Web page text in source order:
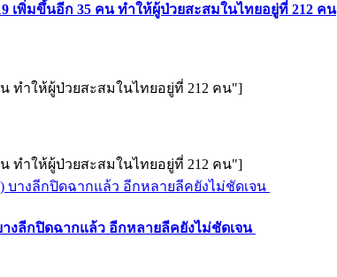
เพิ่มขึ้นอีก 35 คน ทำให้ผู้ป่วยสะสมในไทยอยู่ที่ 212 คน
ทำให้ผู้ป่วยสะสมในไทยอยู่ที่ 212 คน"]
ทำให้ผู้ป่วยสะสมในไทยอยู่ที่ 212 คน"]
งลีกปิดฉากแล้ว อีกหลายลีคยังไม่ชัดเจน